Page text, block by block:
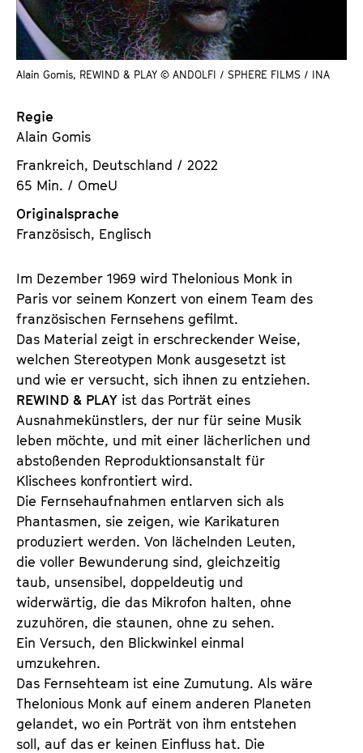
t
u
t
e
V
.
Alain Gomis, REWIND & PLAY © ANDOLFI / SPHERE FILMS / INA
Regie
Alain Gomis
Frankreich, Deutschland / 2022
65 Min. / OmeU
Originalsprache
Französisch, Englisch
Im Dezember 1969 wird Thelonious Monk in
Paris vor seinem Konzert von einem Team des
französischen Fernsehens gefilmt.
Das Material zeigt in erschreckender Weise,
welchen Stereotypen Monk ausgesetzt ist
und wie er versucht, sich ihnen zu entziehen.
REWIND & PLAY ist das Porträt eines
Ausnahmekünstlers, der nur für seine Musik
leben möchte, und mit einer lächerlichen und
abstoßenden Reproduktionsanstalt für
Klischees konfrontiert wird.
Die Fernsehaufnahmen entlarven sich als
Phantasmen, sie zeigen, wie Karikaturen
produziert werden. Von lächelnden Leuten,
die voller Bewunderung sind, gleichzeitig
taub, unsensibel, doppeldeutig und
widerwärtig, die das Mikrofon halten, ohne
zuzuhören, die staunen, ohne zu sehen.
Ein Versuch, den Blickwinkel einmal
umzukehren.
Das Fernsehteam ist eine Zumutung. Als wäre
Thelonious Monk auf einem anderen Planeten
gelandet, wo ein Porträt von ihm entstehen
soll, auf das er keinen Einfluss hat. Die